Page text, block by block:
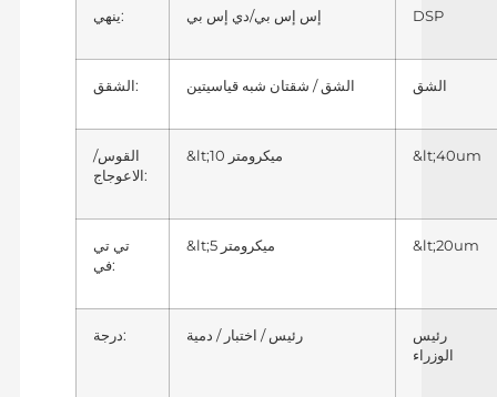
ينهي: إس إس بي/دي إس بي DSP
الشقق: الشق / شقتان شبه قياسيتين الشق
القوس/
الاعوجاج:
&lt;40um
تي تي
في:
&lt;20um
درجة: رئيس / اختبار / دمية
رئيس
الوزراء